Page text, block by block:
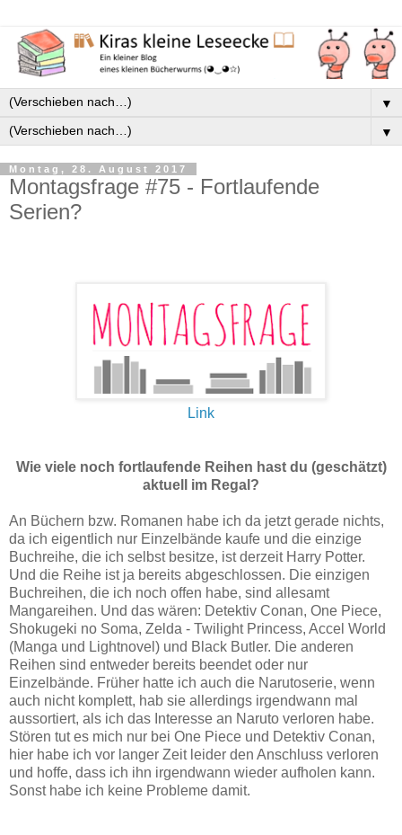
▼
▼
Montag, 28. August 2017
Montagsfrage #75 - Fortlaufende
Serien?
Link
Wie viele noch fortlaufende Reihen hast du (geschätzt)
aktuell im Regal?
An Büchern bzw. Romanen habe ich da jetzt gerade nichts,
da ich eigentlich nur Einzelbände kaufe und die einzige
Buchreihe, die ich selbst besitze, ist derzeit Harry Potter.
Und die Reihe ist ja bereits abgeschlossen. Die einzigen
Buchreihen, die ich noch offen habe, sind allesamt
Mangareihen. Und das wären: Detektiv Conan, One Piece,
Shokugeki no Soma, Zelda - Twilight Princess, Accel World
(Manga und Lightnovel) und Black Butler. Die anderen
Reihen sind entweder bereits beendet oder nur
Einzelbände. Früher hatte ich auch die Narutoserie, wenn
auch nicht komplett, hab sie allerdings irgendwann mal
aussortiert, als ich das Interesse an Naruto verloren habe.
Stören tut es mich nur bei One Piece und Detektiv Conan,
hier habe ich vor langer Zeit leider den Anschluss verloren
und hoffe, dass ich ihn irgendwann wieder aufholen kann.
Sonst habe ich keine Probleme damit.